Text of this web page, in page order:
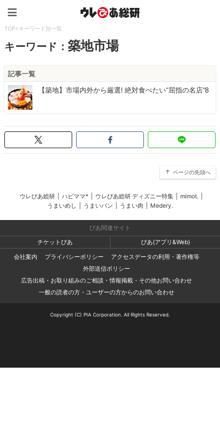
TOP>キーワード別一覧
キーワード：築地市場
記事一覧
【築地】市場内外から厳選! 絶対食べたい“屈指の名店”8
ページの先頭へ
ウレぴあ総研 ハピママ* ウレぴあ総研 ディズニー特集 mimot.
うまいめし
うまいパン うまい肉 Medery.
ぴあ関連サイト
チケットぴあ
ぴあ(アプリ&Web)
会社案内
プライバシーポリシー
アクセスデータの利用・著作権等
外部送信ポリシー
広告出稿・お取り組みのご相談・情報掲載・その他お問い合わせ
一般の読者の方・ユーザーの方からのお問い合わせ
Copyright (C) PIA Corporation. All Rights Reserved.